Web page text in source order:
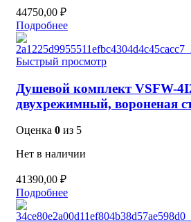
44750,00 ₽
Подробнее
Быстрый просмотр
Душевой комплект VSFW-
двухрежимный, вороненая
Оценка 0 из 5
Нет в наличии
41390,00 ₽
Подробнее